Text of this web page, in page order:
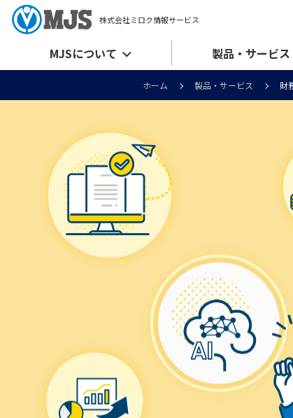
株式会社ミロク情報サービス
MJSについて 製品・サービス
ホーム 製品・サービス 財